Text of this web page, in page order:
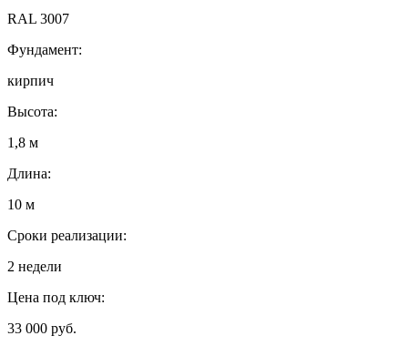
RAL 3007
Фундамент:
кирпич
Высота:
1,8 м
Длина:
10 м
Сроки реализации:
2 недели
Цена под ключ:
33 000 руб.